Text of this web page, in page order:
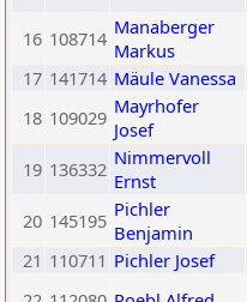
16 108714 Manaberger
Markus
17 141714 Mäule Vanessa
18 109029 Mayrhofer
Josef
19 136332 Nimmervoll
Ernst
20 145195 Pichler
Benjamin
21 110711 Pichler Josef